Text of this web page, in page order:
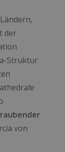
der
Struktur
von